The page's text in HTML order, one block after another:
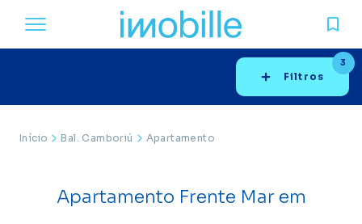
3
Filtros
Início Bal. Camboriú Apartamento
Apartamento Frente Mar em